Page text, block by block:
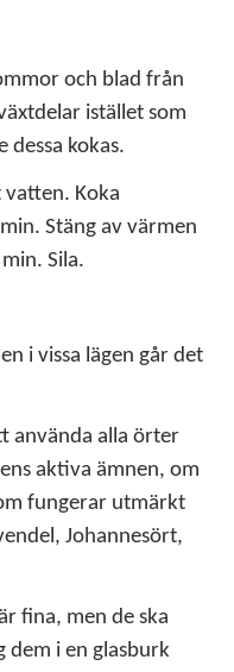
och blad från
istället som
dessa kokas.
vatten. Koka
Stäng av värmen
Sila.
i vissa lägen går det
använda alla örter
aktiva ämnen, om
fungerar utmärkt
Johannesört,
fina, men de ska
dem i en glasburk